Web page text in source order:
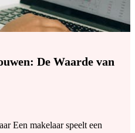
De Waarde van
Een makelaar speelt een